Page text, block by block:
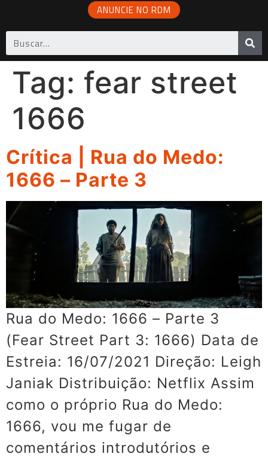
ANUNCIE NO RDM
Tag: fear street
1666
Crítica | Rua do Medo:
1666 – Parte 3
Rua do Medo: 1666 – Parte 3
(Fear Street Part 3: 1666) Data de
Estreia: 16/07/2021 Direção: Leigh
Janiak Distribuição: Netflix Assim
como o próprio Rua do Medo:
1666, vou me fugar de
comentários introdutórios e